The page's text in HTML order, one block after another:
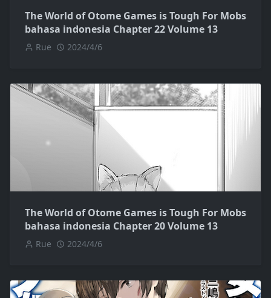
The World of Otome Games is Tough For Mobs
bahasa indonesia Chapter 22 Volume 13
Rue 2024/4/6
The World of Otome Games is Tough For Mobs
bahasa indonesia Chapter 20 Volume 13
Rue 2024/4/6